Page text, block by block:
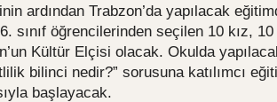
ardından Trabzon’da yapılacak
6. sınıf öğrencilerinden seçilen 10 kız,
Kültür Elçisi olacak. Okulda
bilinci nedir?” sorusuna katılımcı
başlayacak.